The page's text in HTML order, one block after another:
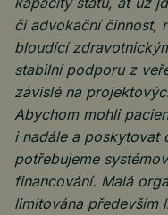
či advokační činnost,
bloudící
stabilní podporu z
závislé na
Abychom mohli
i nadále a poskytovat
potřebujeme
financování. Malá
limitována především